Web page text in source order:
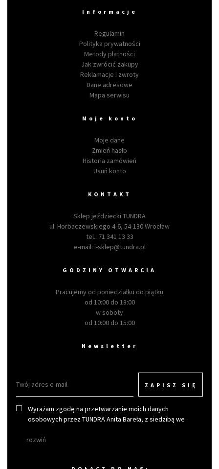
Informacje
Regulamin
Polityka prywatności
Metody płatności
Jak zwrócić zakupy
Reklamacje i zwroty
Dane adresowe
Mapa serwisu
Moje konto
Moje dane
Zmień hasło
Historia zamówień
Usuń konto
KONTAKT
Sklep jeździecki TUNDRA
ul. Horbaczewskiego 4-6, 54-130 Wrocław
tel.: 71 341 13 33
e-mail: i-sklep@tundra.pl
GODZINY OTWARCIA
Pracujemy od poniedziałku do piątku
od 10:00 do 18:00
w soboty
od 10:00 do 15:00
Newsletter
ZAPISZ SIĘ
Wyrażam zgodę na przetwarzanie moich danych
osobowych przez TUNDRA Anita Bareła, z siedzibą we
rozwiń